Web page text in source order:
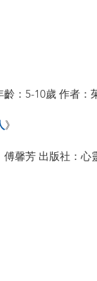
：5-10歲 作者：
》
馨芳 出版社：心